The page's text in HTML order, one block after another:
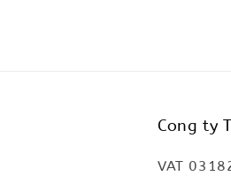
Cong ty
VAT